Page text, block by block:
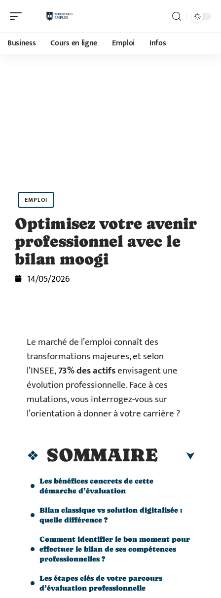
Business Cours en ligne Emploi Infos
EMPLOI
Optimisez votre avenir
professionnel avec le
bilan moogi
14/05/2026
Le marché de l’emploi connaît des
transformations majeures, et selon
l’INSEE,73% des actifsenvisagent une
évolution professionnelle. Face à ces
mutations, vous interrogez-vous sur
l’orientation à donner à votre carrière ?
SOMMAIRE
Les bénéfices concrets de cette
démarche d’évaluation
Bilan classique vs solution digitalisée :
quelle différence ?
Comment identifier le bon moment pour
effectuer le bilan de ses compétences
professionnelles ?
Les étapes clés de votre parcours
d’évaluation professionnelle